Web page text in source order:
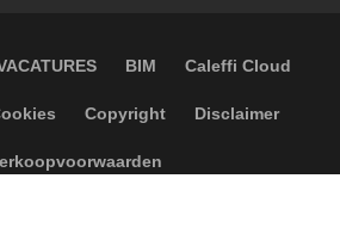
navigation
BIM Caleffi Cloud
Copyright Disclaimer